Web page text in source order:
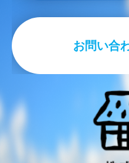
お問い合